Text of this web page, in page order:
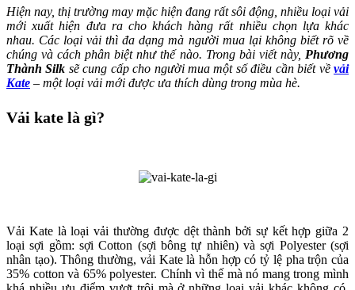
Hiện nay, thị trường may mặc hiện đang rất sôi động, nhiều loại vải
mới xuất hiện đưa ra cho khách hàng rất nhiều chọn lựa khác
nhau. Các loại vải thì đa dạng mà người mua lại không biết rõ về
chúng và cách phân biệt như thế nào. Trong bài viết này, Phương
Thành Silk sẽ cung cấp cho người mua một số điều cần biết vềvải
Kate – một loại vải mới được ưa thích dùng trong mùa hè.
Vải kate là gì?
Vải Kate là loại vải thường được dệt thành bởi sự kết hợp giữa 2
loại sợi gồm: sợi Cotton (sợi bông tự nhiên) và sợi Polyester (sợi
nhân tạo). Thông thường, vải Kate là hỗn hợp có tỷ lệ pha trộn của
35% cotton và 65% polyester. Chính vì thế mà nó mang trong mình